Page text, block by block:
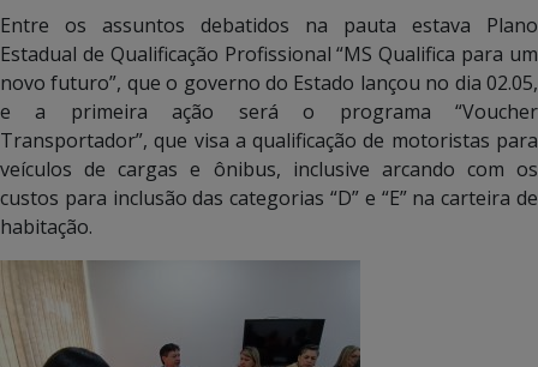
Entre os assuntos debatidos na pauta estava Plano
Estadual de Qualificação Profissional “MS Qualifica para um
novo futuro”, que o governo do Estado lançou no dia 02.05,
e a primeira ação será o programa “Voucher
Transportador”, que visa a qualificação de motoristas para
veículos de cargas e ônibus, inclusive arcando com os
custos para inclusão das categorias “D” e “E” na carteira de
habitação.